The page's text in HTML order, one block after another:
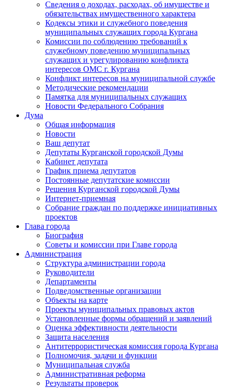
Сведения о доходах, расходах, об имуществе и
обязательствах имущественного характера
Кодексы этики и служебного поведения
муниципальных служащих города Кургана
Комиссии по соблюдению требований к
служебному поведению муниципальных
служащих и урегулированию конфликта
интересов ОМС г. Кургана
Конфликт интересов на муниципальной службе
Методические рекомендации
Памятка для муниципальных служащих
Новости Федерального Cобрания
Дума
Общая информация
Новости
Ваш депутат
Депутаты Курганской городской Думы
Кабинет депутата
График приема депутатов
Постоянные депутатские комиссии
Решения Курганской городской Думы
Интернет-приемная
Собрание граждан по поддержке инициативных
проектов
Глава города
Биография
Советы и комиссии при Главе города
Администрация
Структура администрации города
Руководители
Департаменты
Подведомственные организации
Объекты на карте
Проекты муниципальных правовых актов
Установленные формы обращений и заявлений
Оценка эффективности деятельности
Защита населения
Антитеррористическая комиссия города Кургана
Полномочия, задачи и функции
Муниципальная служба
Административная реформа
Результаты проверок